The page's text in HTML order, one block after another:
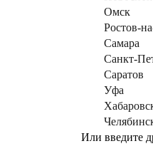
Омск
Ростов-
Самара
Санкт-
Саратов
Уфа
Или введите